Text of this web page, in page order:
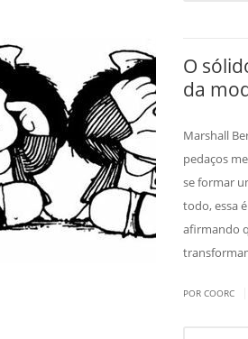
O
da
Marshall
pedaços
se formar
todo, essa
afirmando
POR COORC